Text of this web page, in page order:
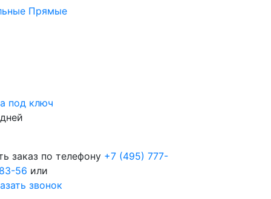
Прямые
под ключ
заказ по телефону +7 (495) 777-
83-56 или
звонок